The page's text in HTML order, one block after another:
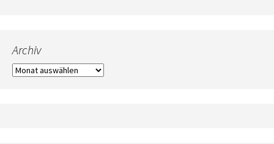
Archiv
Archiv